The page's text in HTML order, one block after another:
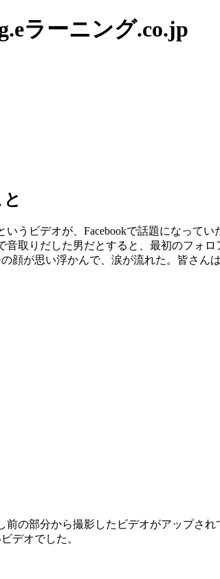
ラーニング.co.jp
いうビデオが、Facebookで話題になって
取りだした男だとすると、最初のフォ
顔が思い浮かんで、涙が流れた。皆さん
の部分から撮影したビデオがアップさ
デオでした。